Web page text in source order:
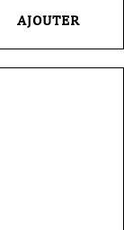
AJOUTER